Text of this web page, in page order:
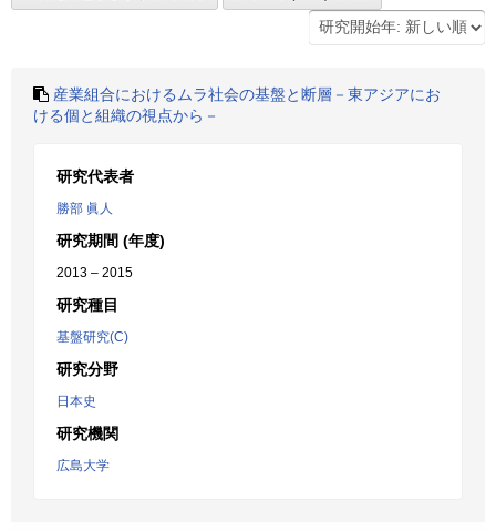
産業組合におけるムラ社会の基盤と断層－東アジアにお
ける個と組織の視点から－
研究代表者
勝部 眞人
研究期間 (年度)
2013 – 2015
研究種目
基盤研究(C)
研究分野
日本史
研究機関
広島大学